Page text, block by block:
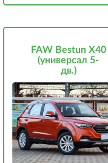
FAW Bestun X40
(универсал 5-
дв.)